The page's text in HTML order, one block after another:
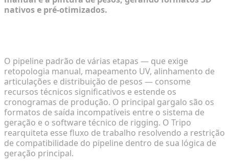
nativos e pré-otimizados.
O pipeline padrão de várias etapas — que exige
retopologia manual, mapeamento UV, alinhamento de
articulações e distribuição de pesos — consome
recursos técnicos significativos e estende os
cronogramas de produção. O principal gargalo são os
formatos de saída incompatíveis entre o sistema de
geração e o software técnico de rigging. O Tripo
rearquiteta esse fluxo de trabalho resolvendo a restrição
de compatibilidade do pipeline dentro de sua lógica de
geração principal.